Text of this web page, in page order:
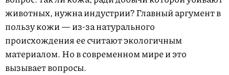
животных, нужна индустрии? Главный аргумент в
пользу кожи — из-за натурального
происхождения ее считают экологичным
материалом. Но в современном мире и это
вызывает вопросы.